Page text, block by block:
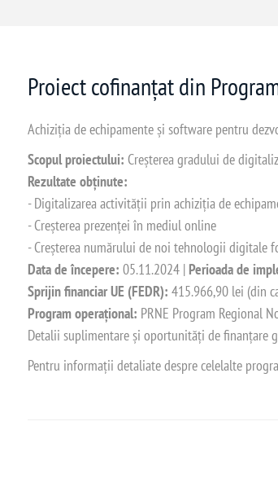
Proiect cofinanțat din
Achiziția de echipamente și software pentru
Scopul proiectului: Creșterea gradului de
Rezultate obținute:
- Digitalizarea activității prin achiziția de
- Creșterea prezenței în mediul online
- Creșterea numărului de noi tehnologii digitale
Data de începere: 05.11.2024 | Perioada de
Sprijin financiar UE (FEDR): 415.966,90 lei (din
Program operațional: PRNE Program Regional
Detalii suplimentare și oportunități de finanțare
Pentru informații detaliate despre celelalte